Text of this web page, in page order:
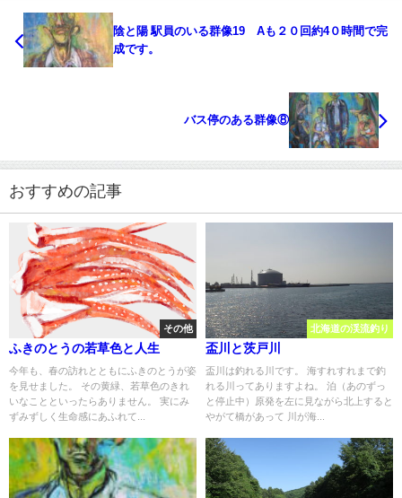
陰と陽 駅員のいる群像19 Aも２０回約4０時間で完
成です。
バス停のある群像⑧
おすすめの記事
その他
ふきのとうの若草色と人生
今年も、春の訪れとともにふきのとうが姿
を見せました。 その黄緑、若草色のきれ
いなことといったらありません。 実にみ
ずみずしく生命感にあふれて...
北海道の渓流釣り
盃川と茨戸川
盃川は釣れる川です。 海すれすれまで釣
れる川ってありますよね。 泊（あのずっ
と停止中）原発を左に見ながら北上すると
やがて橋があって 川が海...